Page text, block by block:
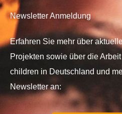
Newsletter Anmeldung
Erfahren Sie mehr über
Projekten sowie über die
children in Deutschland und
Newsletter an: